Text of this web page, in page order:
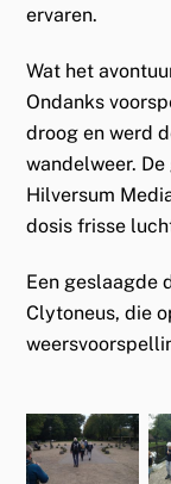
ervaren.
Wat het
Ondanks
droog en werd
wandelweer.
Hilversum
dosis frisse
Een geslaagde
Clytoneus, die